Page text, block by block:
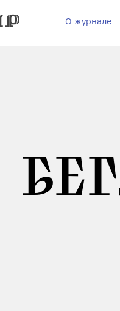
О журнале